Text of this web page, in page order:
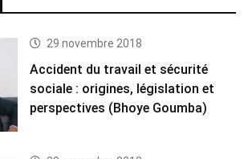
29 novembre 2018
Accident du travail et sécurité
sociale : origines, législation et
perspectives (Bhoye Goumba)